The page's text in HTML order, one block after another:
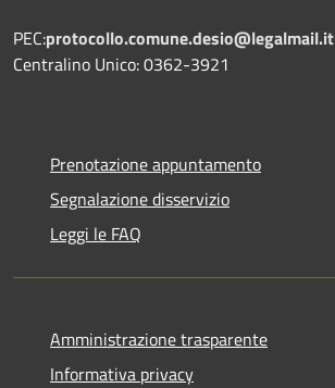
PEC:protocollo.comune.desio@legalmail.it
Centralino Unico: 0362-3921
Prenotazione appuntamento
Segnalazione disservizio
Leggi le FAQ
Amministrazione trasparente
Informativa privacy